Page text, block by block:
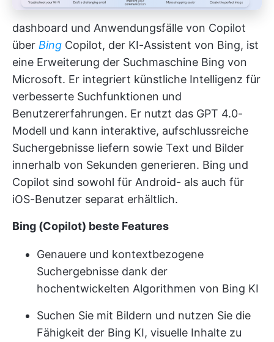
dashboard und Anwendungsfälle von Copilot
über Bing Copilot, der KI-Assistent von Bing, ist
eine Erweiterung der Suchmaschine Bing von
Microsoft. Er integriert künstliche Intelligenz für
verbesserte Suchfunktionen und
Benutzererfahrungen. Er nutzt das GPT 4.0-
Modell und kann interaktive, aufschlussreiche
Suchergebnisse liefern sowie Text und Bilder
innerhalb von Sekunden generieren. Bing und
Copilot sind sowohl für Android- als auch für
iOS-Benutzer separat erhältlich.
Bing (Copilot) beste Features
Genauere und kontextbezogene
Suchergebnisse dank der
hochentwickelten Algorithmen von Bing KI
Suchen Sie mit Bildern und nutzen Sie die
Fähigkeit der Bing KI, visuelle Inhalte zu